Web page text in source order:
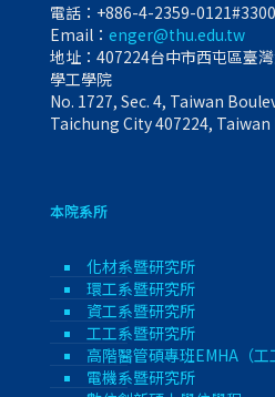
電話： +886-4-2359-
Email： enger@thu.edu.tw
地址：407224台中市西屯區臺
學工學院
No. 1727, Sec. 4, Taiwan
Taichung City 407224, Taiwan
本院系所
化材系暨研究所
環工系暨研究所
資工系暨研究所
工工系暨研究所
高階醫管碩專班EMHA（工
電機系暨研究所